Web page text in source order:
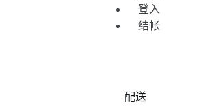
登入
结帐
配送